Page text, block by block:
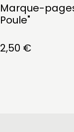
Marque-
Poule"
2,50 €